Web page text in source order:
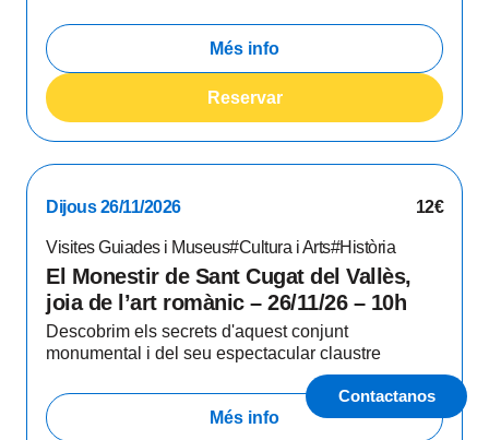
Més info
Reservar
Dijous 26/11/2026 12€
Visites Guiades i Museus#Cultura i Arts#Història
El Monestir de Sant Cugat del Vallès,
joia de l’art romànic – 26/11/26 – 10h
Descobrim els secrets d'aquest conjunt
monumental i del seu espectacular claustre
Més info
Contactanos